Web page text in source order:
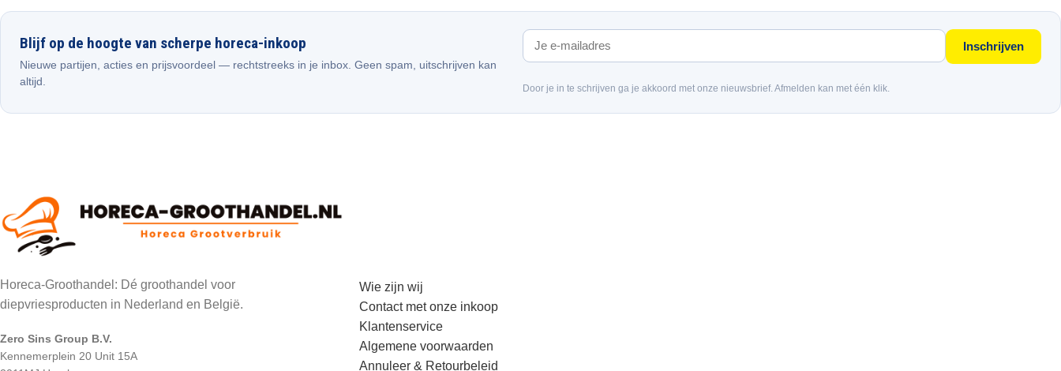
Blijf op de hoogte van scherpe horeca-inkoop
Nieuwe partijen, acties en prijsvoordeel — rechtstreeks in je inbox. Geen spam, uitschrijven kan
altijd.
Inschrijven
Door je in te schrijven ga je akkoord met onze nieuwsbrief. Afmelden kan met één klik.
Horeca-Groothandel: Dé groothandel voor
diepvriesproducten in Nederland en België.
Zero Sins Group B.V.
Kennemerplein 20 Unit 15A
Wie zijn wij
Contact met onze inkoop
Klantenservice
Algemene voorwaarden
Annuleer & Retourbeleid